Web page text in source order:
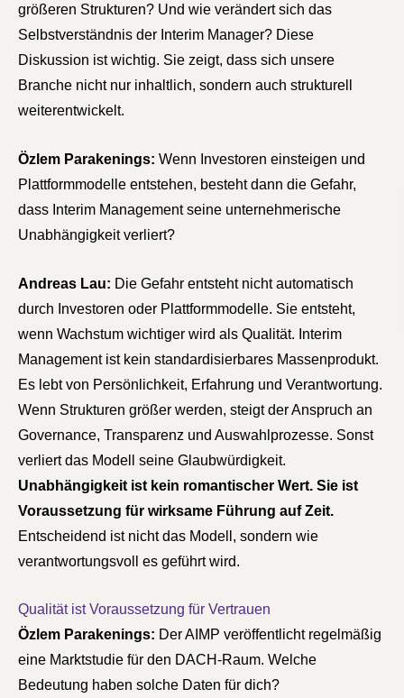
größeren Strukturen? Und wie verändert sich das
Selbstverständnis der Interim Manager? Diese
Diskussion ist wichtig. Sie zeigt, dass sich unsere
Branche nicht nur inhaltlich, sondern auch strukturell
weiterentwickelt.
Özlem Parakenings: Wenn Investoren einsteigen und
Plattformmodelle entstehen, besteht dann die Gefahr,
dass Interim Management seine unternehmerische
Unabhängigkeit verliert?
Andreas Lau: Die Gefahr entsteht nicht automatisch
durch Investoren oder Plattformmodelle. Sie entsteht,
wenn Wachstum wichtiger wird als Qualität. Interim
Management ist kein standardisierbares Massenprodukt.
Es lebt von Persönlichkeit, Erfahrung und Verantwortung.
Wenn Strukturen größer werden, steigt der Anspruch an
Governance, Transparenz und Auswahlprozesse. Sonst
verliert das Modell seine Glaubwürdigkeit.
Unabhängigkeit ist kein romantischer Wert. Sie ist
Voraussetzung für wirksame Führung auf Zeit.
Entscheidend ist nicht das Modell, sondern wie
verantwortungsvoll es geführt wird.
Qualität ist Voraussetzung für Vertrauen
Özlem Parakenings: Der AIMP veröffentlicht regelmäßig
eine Marktstudie für den DACH-Raum. Welche
Bedeutung haben solche Daten für dich?